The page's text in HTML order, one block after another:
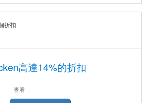
折扣
高達14%的折扣
查看